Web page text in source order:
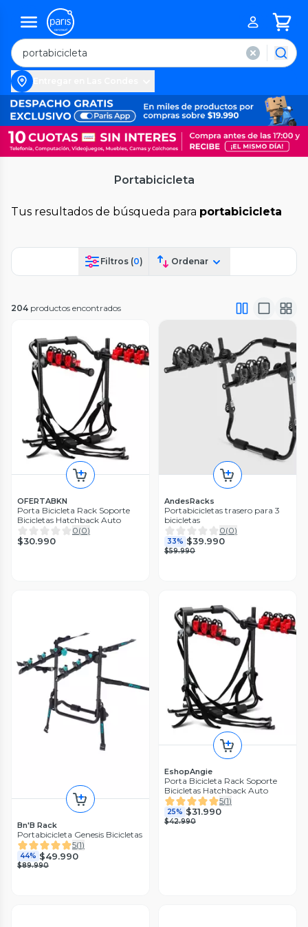
Portabicicleta
Tus resultados de búsqueda para portabicicleta
Filtros (0) Ordenar
204 productos encontrados
OFERTABKN
Porta Bicicleta Rack Soporte
Bicicletas Hatchback Auto
0(0)
$30.990
AndesRacks
Portabicicletas trasero para 3
bicicletas
0(0)
33% $39.990
$59.990
Bn'B Rack
Portabicicleta Genesis Bicicletas
5(1)
44% $49.990
$89.990
EshopAngie
Porta Bicicleta Rack Soporte
Bicicletas Hatchback Auto
5(1)
25% $31.990
$42.990